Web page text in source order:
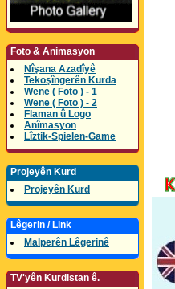
Foto & Animasyon
Nîşana Azadîyê
Tekoşîngerên Kurda
Wene ( Foto ) - 1
Wene ( Foto ) - 2
Flaman û Logo
Anîmasyon
Lîztik-Spielen-Game
Projeyên Kurd
Projeyên Kurd
Lêgerin / Link
Malperên Lêgerinê
TV'yên Kurdistan ê.